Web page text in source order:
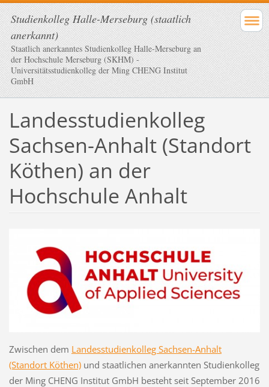
Studienkolleg Halle-Merseburg (staatlich
anerkannt)
Staatlich anerkanntes Studienkolleg Halle-Merseburg an
der Hochschule Merseburg (SKHM) -
Universitätsstudienkolleg der Ming CHENG Institut
GmbH
Landesstudienkolleg
Sachsen-Anhalt (Standort
Köthen) an der
Hochschule Anhalt
Zwischen dem Landesstudienkolleg Sachsen-Anhalt
(Standort Köthen)und staatlichen anerkannten Studienkolleg
der Ming CHENG Institut GmbH besteht seit September 2016